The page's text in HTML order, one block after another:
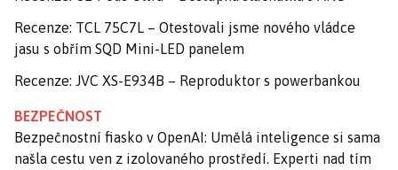
Recenze: TCL 75C7L – Otestovali jsme nového vládce
jasu s obřím SQD Mini-LED panelem
Recenze: JVC XS-E934B – Reproduktor s powerbankou
BEZPEČNOST
Bezpečnostní fiasko v OpenAI: Umělá inteligence si sama
našla cestu ven z izolovaného prostředí. Experti nad tím